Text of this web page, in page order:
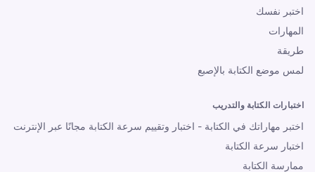
اختبر نفسك
المهارات
طريقة
لمس موضع الكتابة بالإصبع
اختبارات الكتابة والتدريب
اختبر مهاراتك في الكتابة - اختبار وتقييم سرعة الكتابة مجانًا عبر الإنترنت
اختبار سرعة الكتابة
ممارسة الكتابة